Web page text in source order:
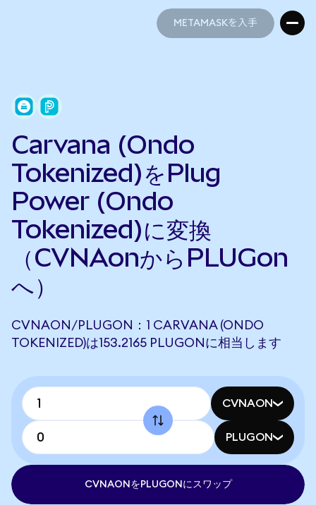
METAMASKを入手
Carvana (Ondo
Tokenized)をPlug
Power (Ondo
Tokenized)に変換
（CVNAonからPLUGon
へ）
CVNAON/PLUGON：1 CARVANA (ONDO
TOKENIZED)は153.2165 PLUGONに相当します
CVNAON
PLUGON
CVNAONをPLUGONにスワップ